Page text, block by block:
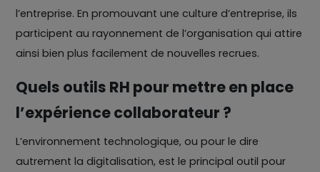
l’entreprise. En promouvant une culture d’entreprise, ils
participent au rayonnement de l’organisation qui attire
ainsi bien plus facilement de nouvelles recrues.
Quels outils RH pour mettre en place
l’expérience collaborateur ?
L’environnement technologique, ou pour le dire
autrement la digitalisation, est le principal outil pour